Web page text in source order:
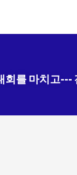
회를 마치고---